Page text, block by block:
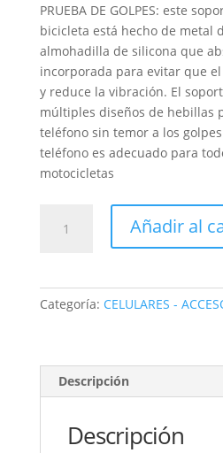
PRUEBA DE GOLPES: este
bicicleta está hecho de metal
almohadilla de silicona que
incorporada para evitar que
y reduce la vibración. El
múltiples diseños de hebillas
teléfono sin temor a los
teléfono es adecuado para
motocicletas
CELULAR
Añadir al
Categoría: CELULARES -
Descripción
Descripción